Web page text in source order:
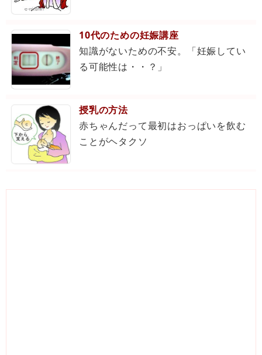
10代のための妊娠講座
知識がないための不安。「妊娠してい
る可能性は・・？」
授乳の方法
赤ちゃんだって最初はおっぱいを飲む
ことがヘタクソ